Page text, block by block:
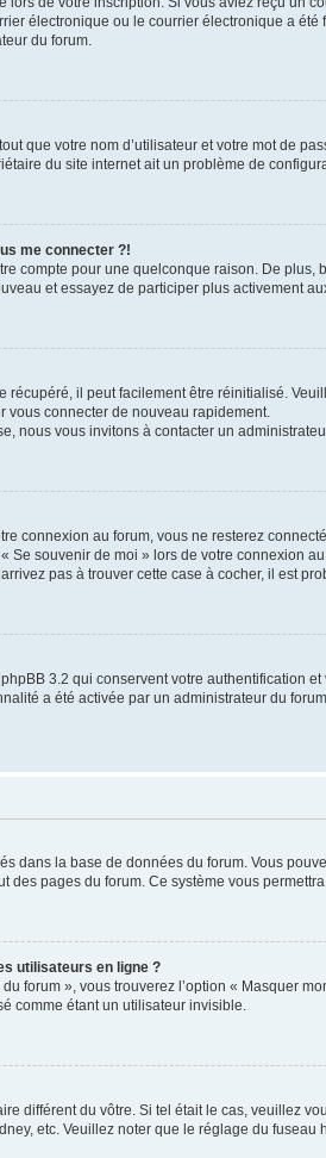
électronique ou le courrier électronique a
du forum.
que votre nom d’utilisateur et votre mot de
du site internet ait un problème de
me connecter ?!
compte pour une quelconque raison. De
et essayez de participer plus activement
il peut facilement être réinitialisé.
connecter de nouveau rapidement.
nous vous invitons à contacter un
connexion au forum, vous ne resterez
Se souvenir de moi » lors de votre connexion
pas à trouver cette case à cocher, il est
3.2 qui conservent votre authentification
a été activée par un administrateur du
dans la base de données du forum. Vous
pages du forum. Ce système vous
utilisateurs en ligne ?
forum », vous trouverez l’option « Masquer
comme étant un utilisateur invisible.
différent du vôtre. Si tel était le cas, veuillez
etc. Veuillez noter que le réglage du